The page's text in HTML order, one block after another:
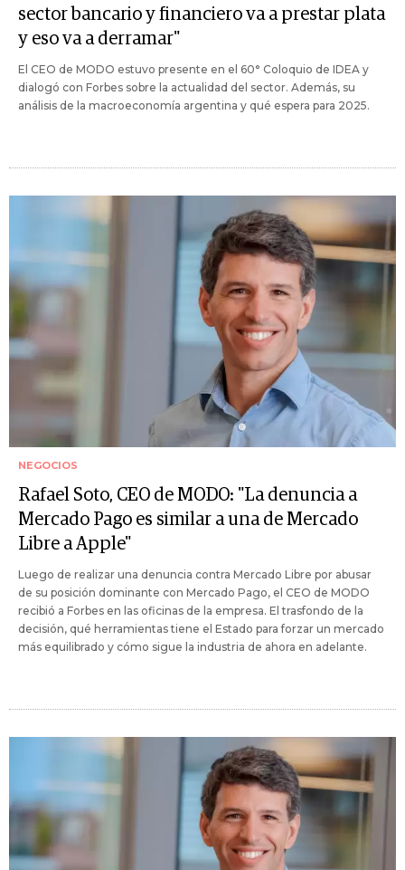
sector bancario y financiero va a prestar plata
y eso va a derramar"
El CEO de MODO estuvo presente en el 60° Coloquio de IDEA y
dialogó con Forbes sobre la actualidad del sector. Además, su
análisis de la macroeconomía argentina y qué espera para 2025.
NEGOCIOS
Rafael Soto, CEO de MODO: "La denuncia a
Mercado Pago es similar a una de Mercado
Libre a Apple"
Luego de realizar una denuncia contra Mercado Libre por abusar
de su posición dominante con Mercado Pago, el CEO de MODO
recibió a Forbes en las oficinas de la empresa. El trasfondo de la
decisión, qué herramientas tiene el Estado para forzar un mercado
más equilibrado y cómo sigue la industria de ahora en adelante.